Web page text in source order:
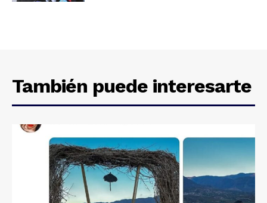
También puede interesarte